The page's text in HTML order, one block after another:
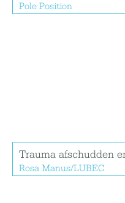
Pole Position
Trauma afschudden
Rosa Manus/LUBEC